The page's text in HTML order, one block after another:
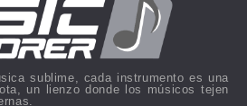
sublime, cada instrumento es una
un lienzo donde los músicos tejen